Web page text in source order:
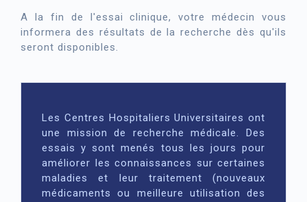
A la fin de l'essai clinique, votre médecin vous
informera des résultats de la recherche dès qu'ils
seront disponibles.
Les Centres Hospitaliers Universitaires ont
une mission de recherche médicale. Des
essais y sont menés tous les jours pour
améliorer les connaissances sur certaines
maladies et leur traitement (nouveaux
médicaments ou meilleure utilisation des